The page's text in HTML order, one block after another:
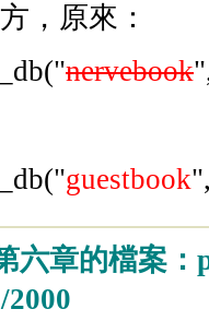
，原來：
nervebook
guestbook
六章的檔案
2000